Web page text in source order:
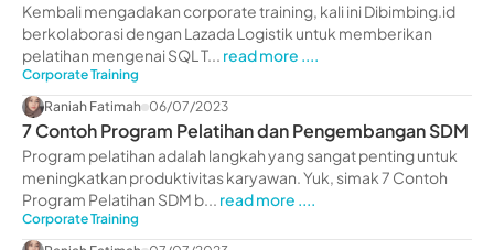
dibimbing.id
Kembali mengadakan corporate training, kali ini Dibimbing.id
berkolaborasi dengan Lazada Logistik untuk memberikan
pelatihan mengenai SQL T... read more ....
Corporate Training
Raniah Fatimah 06/07/2023
7 Contoh Program Pelatihan dan Pengembangan SDM
Program pelatihan adalah langkah yang sangat penting untuk
meningkatkan produktivitas karyawan. Yuk, simak 7 Contoh
Program Pelatihan SDM b... read more ....
Corporate Training